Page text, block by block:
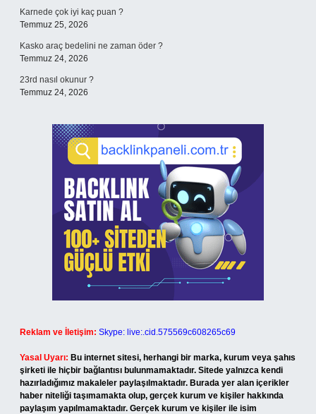
Karnede çok iyi kaç puan ?
Temmuz 25, 2026
Kasko araç bedelini ne zaman öder ?
Temmuz 24, 2026
23rd nasıl okunur ?
Temmuz 24, 2026
Reklam ve İletişim: Skype: live:.cid.575569c608265c69
Yasal Uyarı: Bu internet sitesi, herhangi bir marka, kurum veya şahıs
şirketi ile hiçbir bağlantısı bulunmamaktadır. Sitede yalnızca kendi
hazırladığımız makaleler paylaşılmaktadır. Burada yer alan içerikler
haber niteliği taşımamakta olup, gerçek kurum ve kişiler hakkında
paylaşım yapılmamaktadır. Gerçek kurum ve kişiler ile isim